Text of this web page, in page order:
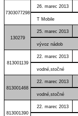
7303077298
26. marec 2013
T Mobile
130279
25. marec 2013
vývoz nádob
813001139
22. marec 2013
vodné,stočné
813001468
22. marec 2013
vodné,stočné
813001390
22. marec 2013